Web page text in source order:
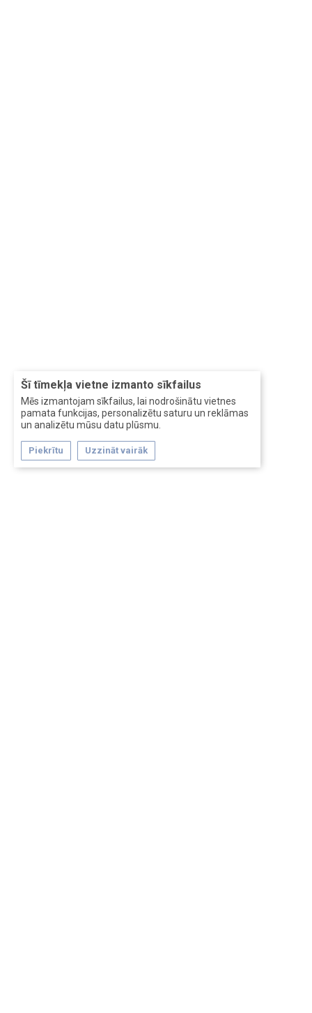
Šī tīmekļa vietne izmanto sīkfailus
Mēs izmantojam sīkfailus, lai nodrošinātu vietnes
pamata funkcijas, personalizētu saturu un reklāmas
un analizētu mūsu datu plūsmu.
Piekrītu Uzzināt vairāk